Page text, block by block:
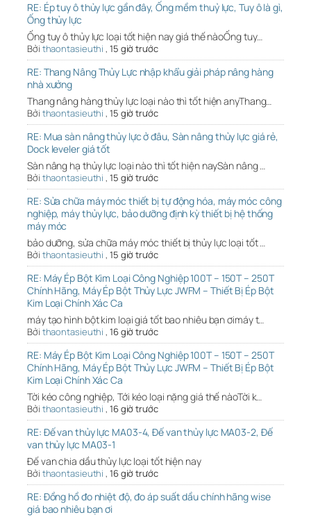
RE: Ép tuy ô thủy lực gần đây, Ống mềm thuỷ lực, Tuy ô là gì,
Ống thủy lực
Ống tuy ô thủy lực loại tốt hiện nay giá thế nàoỐng tuy…
Bởi thaontasieuthi , 15 giờ trước
RE: Thang Nâng Thủy Lực nhập khẩu giải pháp nâng hàng
nhà xưởng
Thang nâng hàng thủy lực loại nào thì tốt hiện anyThang…
Bởi thaontasieuthi , 15 giờ trước
RE: Mua sàn nâng thủy lực ở đâu, Sàn nâng thủy lực giá rẻ,
Dock leveler giá tốt
Sàn nâng hạ thủy lực loại nào thì tốt hiện naySàn nâng …
Bởi thaontasieuthi , 15 giờ trước
RE: Sửa chữa máy móc thiết bị tự động hóa, máy móc công
nghiệp, máy thủy lực, bảo dưỡng định kỳ thiết bị hệ thống
máy móc
bảo dưỡng, sửa chữa máy móc thiết bị thủy lực loại tốt …
Bởi thaontasieuthi , 15 giờ trước
RE: Máy Ép Bột Kim Loại Công Nghiệp 100T – 150T – 250T
Chính Hãng, Máy Ép Bột Thủy Lực JWFM – Thiết Bị Ép Bột
Kim Loại Chính Xác Ca
máy tạo hình bột kim loại giá tốt bao nhiêu bạn ơimáy t…
Bởi thaontasieuthi , 16 giờ trước
RE: Máy Ép Bột Kim Loại Công Nghiệp 100T – 150T – 250T
Chính Hãng, Máy Ép Bột Thủy Lực JWFM – Thiết Bị Ép Bột
Kim Loại Chính Xác Ca
Tời kéo công nghiệp, Tới kéo loại nặng giá thế nàoTời k…
Bởi thaontasieuthi , 16 giờ trước
RE: Đế van thủy lực MA03-4, Đế van thủy lực MA03-2, Đế
van thủy lực MA03-1
Đế van chia dầu thủy lực loại tốt hiện nay
Bởi thaontasieuthi , 16 giờ trước
RE: Đồng hồ đo nhiệt độ, đo áp suất dầu chính hãng wise
giá bao nhiêu bạn ơi